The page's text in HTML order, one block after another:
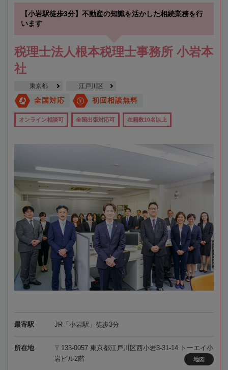
【小岩駅徒歩3分】不動産の知識を活かした相続業務を行
います
税理士法人根本税理士事務所 小岩本
社
東京都 江戸川区
全国対応 初回相談無料
オンライン相談可 全国出張対応可 在籍数10名以上
最寄駅 JR「小岩駅」徒歩3分
所在地
〒133-0057 東京都江戸川区西小岩3-31-14 トーエイ小
岩ビル2階
地図